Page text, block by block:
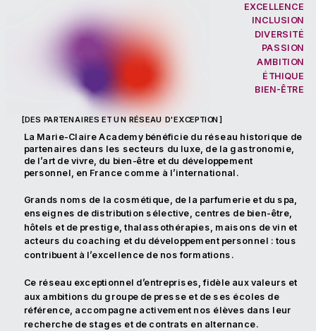
EXCELLENCE
INCLUSION
DIVERSITÉ
PASSION
AMBITION
ÉTHIQUE
BIEN-ÊTRE
[DES PARTENAIRES ET UN RÉSEAU D'EXCEPTION]
La Marie-Claire Academy bénéficie du réseau historique de
partenaires dans les secteurs du luxe, de la gastronomie,
de l’art de vivre, du bien-être et du développement
personnel, en France comme à l’international.
Grands noms de la cosmétique, de la parfumerie et du spa,
enseignes de distribution sélective, centres de bien-être,
hôtels et de prestige, thalassothérapies, maisons de vin et
acteurs du coaching et du développement personnel : tous
contribuent à l’excellence de nos formations.
Ce réseau exceptionnel d’entreprises, fidèle aux valeurs et
aux ambitions du groupe de presse et de ses écoles de
référence, accompagne activement nos élèves dans leur
recherche de stages et de contrats en alternance.